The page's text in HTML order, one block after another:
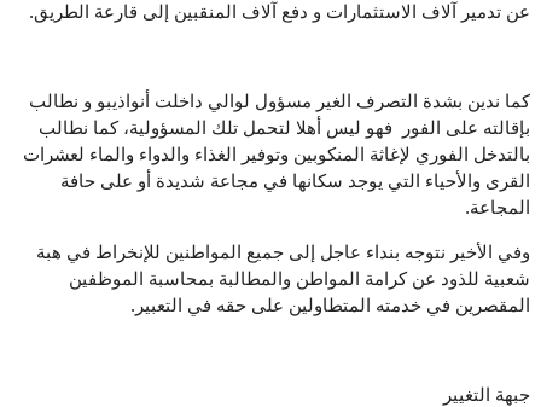
عن تدمير آلاف الاستثمارات و دفع آلاف المنقبين إلى قارعة الطريق.
كما ندين بشدة التصرف الغير مسؤول لوالي داخلت أنواذيبو و نطالب
بإقالته على الفور فهو ليس أهلا لتحمل تلك المسؤولية، كما نطالب
بالتدخل الفوري لإغاثة المنكوبين وتوفير الغذاء والدواء والماء لعشرات
القرى والأحياء التي يوجد سكانها في مجاعة شديدة أو على حافة
المجاعة.
وفي الأخير نتوجه بنداء عاجل إلى جميع المواطنين للإنخراط في هبة
شعبية للذود عن كرامة المواطن والمطالبة بمحاسبة الموظفين
المقصرين في خدمته المتطاولين على حقه في التعبير.
جبهة التغيير